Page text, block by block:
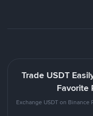
Trade USDT
Favorite
Exchange USDT on